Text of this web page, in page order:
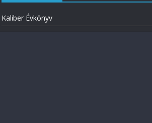
Kaliber Évkönyv